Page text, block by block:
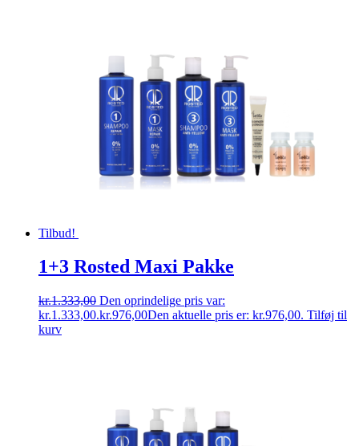
Tilbud!
1+3 Rosted Maxi Pakke
kr.1.333,00 Den oprindelige pris var:
kr.1.333,00.kr.976,00Den aktuelle pris er: kr.976,00. Tilføj til
kurv